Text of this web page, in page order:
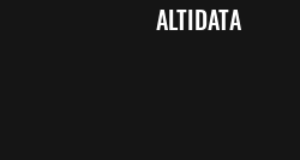
ALTIDATA